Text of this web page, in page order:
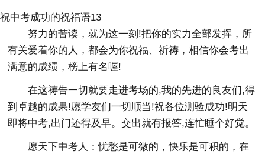
祝中考成功的祝福语13
努力的苦读，就为这一刻!把你的实力全部发挥，所
有关爱着你的人，都会为你祝福、祈祷，相信你会考出
满意的成绩，榜上有名喔!
在这祷告一切就要走进考场的,我的先进的良友们,得
到卓越的成果!愿学友们一切顺当!祝各位测验成功!明天
即将中考,出门还得及早。交出就有报答,连忙睡个好觉。
愿天下中考人：忧愁是可微的，快乐是可积的，在